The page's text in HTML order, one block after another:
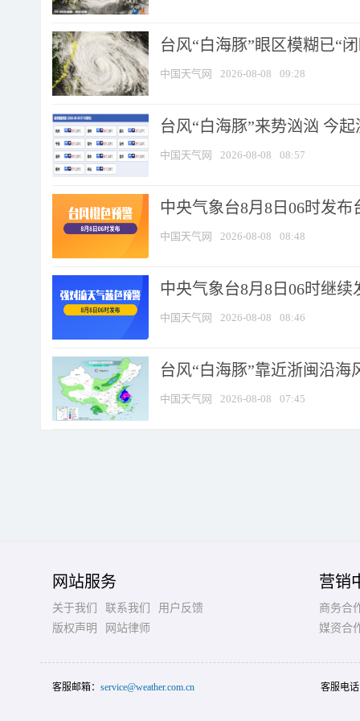
台风“白海豚”眼区模糊已“
中国天气网 2026-08-08 09:28
台风“白海豚”来势汹汹 今
中国天气网 2026-08-08 08:57
中央气象台8月8日06时发布
中国天气网 2026-08-08 08:48
中央气象台8月8日06时继
中国天气网 2026-08-08 08:46
台风“白海豚”靠近浙闽沿
中国天气网 2026-08-08 07:45
网站服务
关于我们 联系我们
用户反馈
版权声明
网站律师
营销
商务合
媒资合
客服邮箱： service@weather.com.cn 客服电